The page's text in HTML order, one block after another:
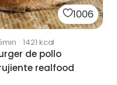
1006
· 1421 kcal
de pollo
realfood